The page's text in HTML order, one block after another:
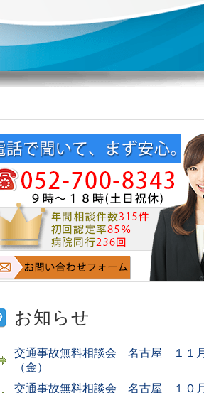
お知らせ
交通事故無料相談会 名古屋 １１
（金）
交通事故無料相談会 名古屋 １０